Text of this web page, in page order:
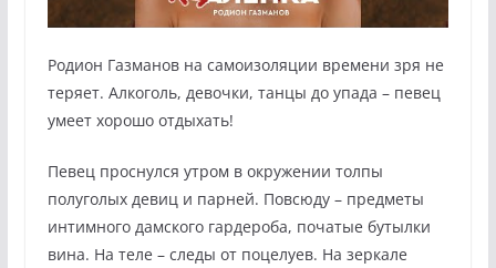
Родион Газманов на самоизоляции времени зря не
теряет. Алкоголь, девочки, танцы до упада – певец
умеет хорошо отдыхать!
Певец проснулся утром в окружении толпы
полуголых девиц и парней. Повсюду – предметы
интимного дамского гардероба, початые бутылки
вина. На теле – следы от поцелуев. На зеркале